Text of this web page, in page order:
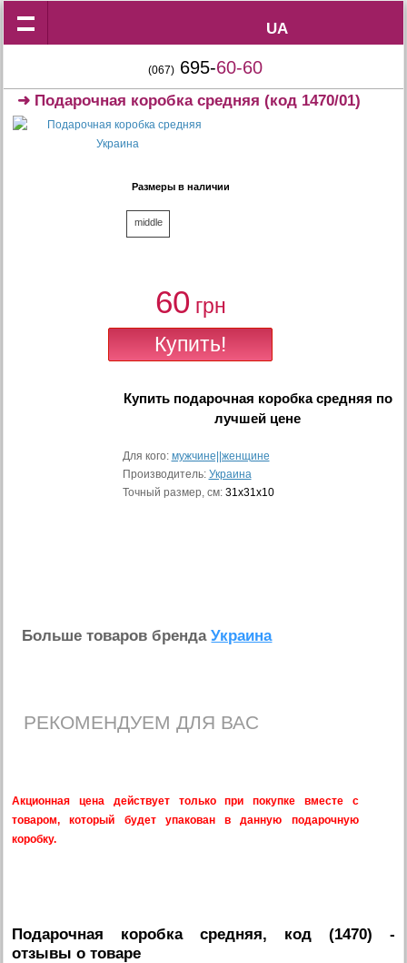
UA
UA
(067) 695-60-60
➜ Подарочная коробка средняя (код 1470/01)
Размеры в наличии
middle
60 грн
Купить подарочная коробка средняя по
лучшей цене
Для кого: мужчине||женщине
Производитель: Украина
Точный размер, см: 31x31x10
Больше товаров брендаУкраина
РЕКОМЕНДУЕМ ДЛЯ ВАС
Акционная цена действует только при покупке вместе с
товаром, который будет упакован в данную подарочную
коробку.
Подарочная коробка средняя, код (1470) -
отзывы о товаре